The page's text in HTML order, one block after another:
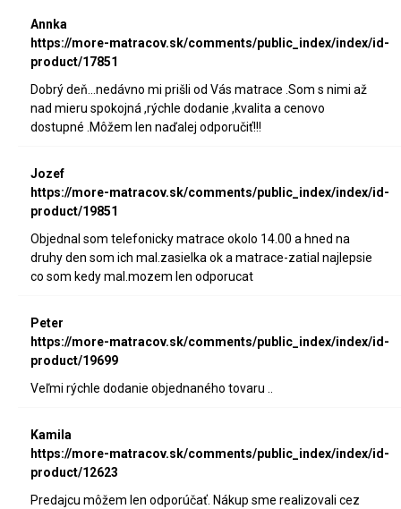
Annka
https://more-matracov.sk/comments/public_index/index/id-
product/17851
Dobrý deň...nedávno mi prišli od Vás matrace .Som s nimi až
nad mieru spokojná ,rýchle dodanie ,kvalita a cenovo
dostupné .Môžem len naďalej odporučiť!!!
Jozef
https://more-matracov.sk/comments/public_index/index/id-
product/19851
Objednal som telefonicky matrace okolo 14.00 a hned na
druhy den som ich mal.zasielka ok a matrace-zatial najlepsie
co som kedy mal.mozem len odporucat
Peter
https://more-matracov.sk/comments/public_index/index/id-
product/19699
Veľmi rýchle dodanie objednaného tovaru ..
Kamila
https://more-matracov.sk/comments/public_index/index/id-
product/12623
Predajcu môžem len odporúčať. Nákup sme realizovali cez